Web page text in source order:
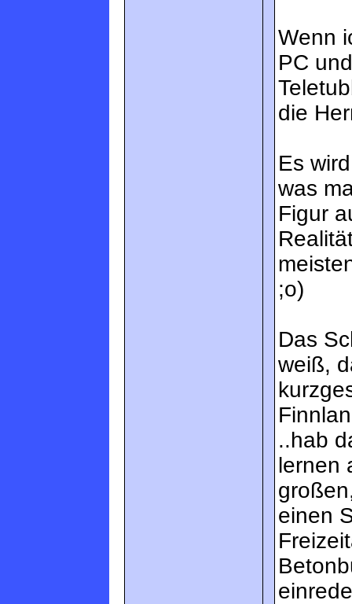
Wenn
PC
die
Es
was
Figur
;o)
Das
weiß,
..hab
lernen
einen